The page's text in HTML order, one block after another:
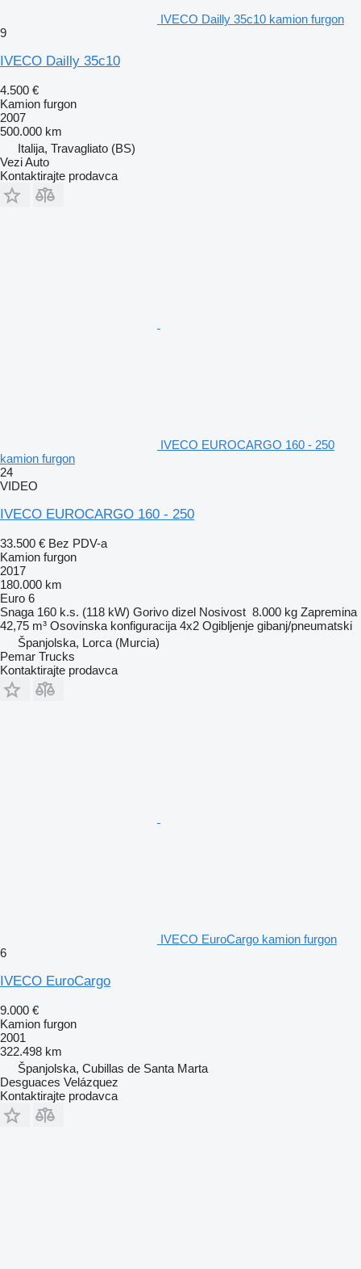
IVECO Dailly 35c10 kamion furgon
9
IVECO Dailly 35c10
4.500 €
Kamion furgon
2007
500.000 km
Italija, Travagliato (BS)
Vezi Auto
Kontaktirajte prodavca
IVECO EUROCARGO 160 - 250
kamion furgon
24
VIDEO
IVECO EUROCARGO 160 - 250
33.500 € Bez PDV-a
Kamion furgon
2017
180.000 km
Euro 6
Snaga 160 k.s. (118 kW) Gorivo dizel Nosivost 8.000 kg Zapremina
42,75 m³ Osovinska konfiguracija 4x2 Ogibljenje gibanj/pneumatski
Španjolska, Lorca (Murcia)
Pemar Trucks
Kontaktirajte prodavca
IVECO EuroCargo kamion furgon
6
IVECO EuroCargo
9.000 €
Kamion furgon
2001
322.498 km
Španjolska, Cubillas de Santa Marta
Desguaces Velázquez
Kontaktirajte prodavca